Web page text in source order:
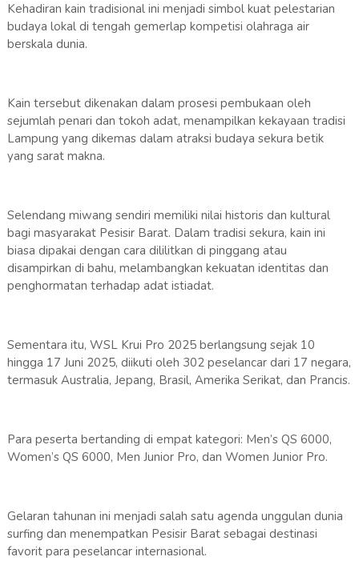
Kehadiran kain tradisional ini menjadi simbol kuat pelestarian
budaya lokal di tengah gemerlap kompetisi olahraga air
berskala dunia.
Kain tersebut dikenakan dalam prosesi pembukaan oleh
sejumlah penari dan tokoh adat, menampilkan kekayaan tradisi
Lampung yang dikemas dalam atraksi budaya sekura betik
yang sarat makna.
Selendang miwang sendiri memiliki nilai historis dan kultural
bagi masyarakat Pesisir Barat. Dalam tradisi sekura, kain ini
biasa dipakai dengan cara dililitkan di pinggang atau
disampirkan di bahu, melambangkan kekuatan identitas dan
penghormatan terhadap adat istiadat.
Sementara itu, WSL Krui Pro 2025 berlangsung sejak 10
hingga 17 Juni 2025, diikuti oleh 302 peselancar dari 17 negara,
termasuk Australia, Jepang, Brasil, Amerika Serikat, dan Prancis.
Para peserta bertanding di empat kategori: Men’s QS 6000,
Women’s QS 6000, Men Junior Pro, dan Women Junior Pro.
Gelaran tahunan ini menjadi salah satu agenda unggulan dunia
surfing dan menempatkan Pesisir Barat sebagai destinasi
favorit para peselancar internasional.